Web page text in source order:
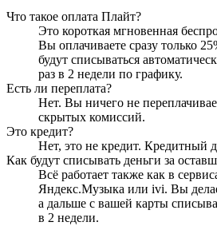
Что такое оплата Плайт?
Это короткая мгновенная
Вы оплачиваете сразу только 25
будут списываться
раз в 2 недели по графику.
Есть ли переплата?
Нет. Вы ничего не
скрытых комиссий.
Это кредит?
Нет, это не кредит. Кредитный
Как будут списывать деньги за
Всё работает также как в
Яндекс.Музыка или ivi. Вы
а дальше с вашей карты
в 2 недели.